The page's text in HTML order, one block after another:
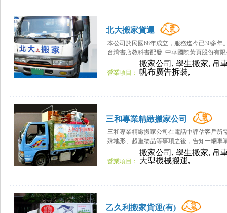
北大搬家貨運
本公司於民國68年成立，服務迄今已30多
台灣書店教科書配發 中華國際黃頁股份有限
營業項目：
搬家公司, 學生搬家, 吊
帆布廣告拆裝,
三和專業精緻搬家公司
三和專業精緻搬家公司在電話中評估客戶所
殊地形、超重物品等事項之後，告知一輛車
營業項目：
搬家公司, 學生搬家, 吊
大型機械搬運,
乙久利搬家貨運(有)